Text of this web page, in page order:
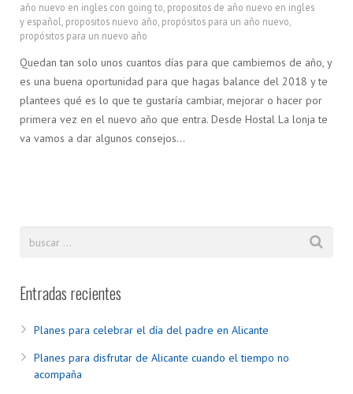
año nuevo en ingles con going to propositos de año nuevo en ingles
y español propositos nuevo año propósitos para un año nuevo
propósitos para un nuevo año
Quedan tan solo unos cuantos días para que cambiemos de año, y
es una buena oportunidad para que hagas balance del 2018 y te
plantees qué es lo que te gustaría cambiar, mejorar o hacer por
primera vez en el nuevo año que entra. Desde Hostal La lonja te
va vamos a dar algunos consejos…
Entradas recientes
Planes para celebrar el día del padre en Alicante
Planes para disfrutar de Alicante cuando el tiempo no
acompaña